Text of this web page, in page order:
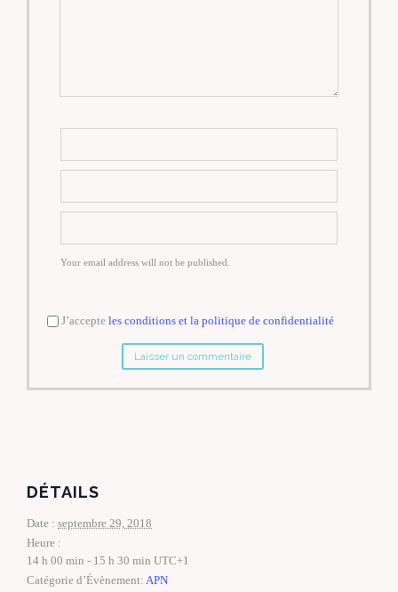
Your email address will not be published.
J’accepte les conditions et la politique de confidentialité
DÉTAILS
Date : septembre 29, 2018
Heure :
14 h 00 min - 15 h 30 min UTC+1
Catégorie d’Évènement: APN